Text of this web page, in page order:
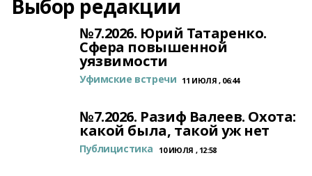
Выбор редакции
№7.2026. Юрий Татаренко.
Сфера повышенной
уязвимости
Уфимские встречи 11 ИЮЛЯ , 06:44
№7.2026. Разиф Валеев. Охота:
какой была, такой уж нет
Публицистика 10 ИЮЛЯ , 12:58